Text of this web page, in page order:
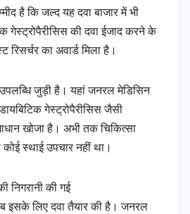
है कि जल्द यह दवा बाजार में भी
गेस्ट्रोपैरीसिस की दवा ईजाद करने के
रिसर्चर का अवार्ड मिला है।
जुड़ी है। यहां जनरल मेडिसिन
गेस्ट्रोपैरीसिस जैसी
खोजा है। अभी तक चिकित्सा
स्थाई उपचार नहीं था।
निगरानी की गई
इसके लिए दवा तैयार की है। जनरल